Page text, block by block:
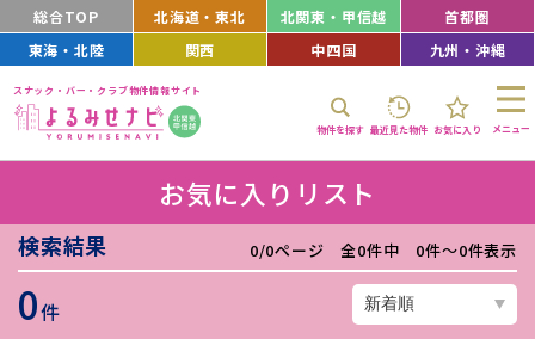
総合TOP 北海道・東北 北関東・甲信越
首都圏
東海・北陸
関西 中四国 九州・沖縄
スナック・バー・クラブ物件情報サイト
物件を探す 最近見た物件 お気に入り メニュー
お気に入りリスト
検索結果 0/0ページ 全0件中 0件〜0件表示
0件